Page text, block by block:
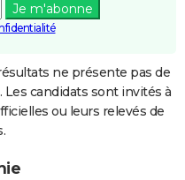
Je m'abonne
ne présente pas de
candidats sont invités à
ou leurs relevés de